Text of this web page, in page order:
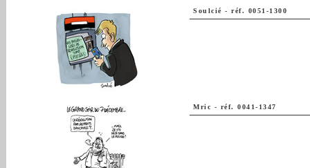
Soulcié - réf. 0051-1300
Mric - réf. 0041-1347